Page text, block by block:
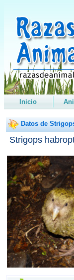
Inicio
Datos de
Strigops